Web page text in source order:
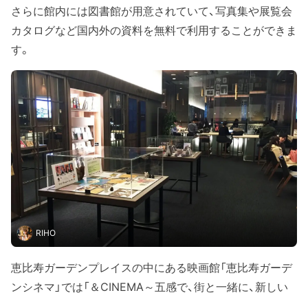
さらに館内には図書館が用意されていて、写真集や展覧会
カタログなど国内外の資料を無料で利用することができま
す。
RIHO
恵比寿ガーデンプレイスの中にある映画館「恵比寿ガーデ
ンシネマ」では「＆CINEMA～五感で、街と一緒に、新しい